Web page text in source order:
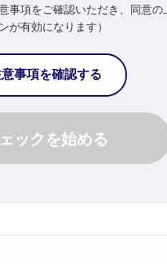
事項をご確認いただき、同意
が有効になります）
事項を確認する
ックを始める